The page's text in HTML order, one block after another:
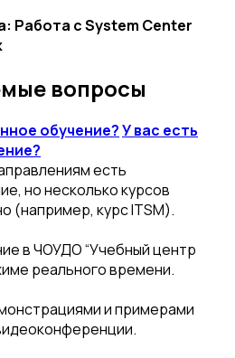
Работа с System Center
вопросы
обучение?У вас есть
есть
но несколько курсов
(например, курс ITSM).
в ЧОУДО “Учебный центр
реального времени.
и примерами